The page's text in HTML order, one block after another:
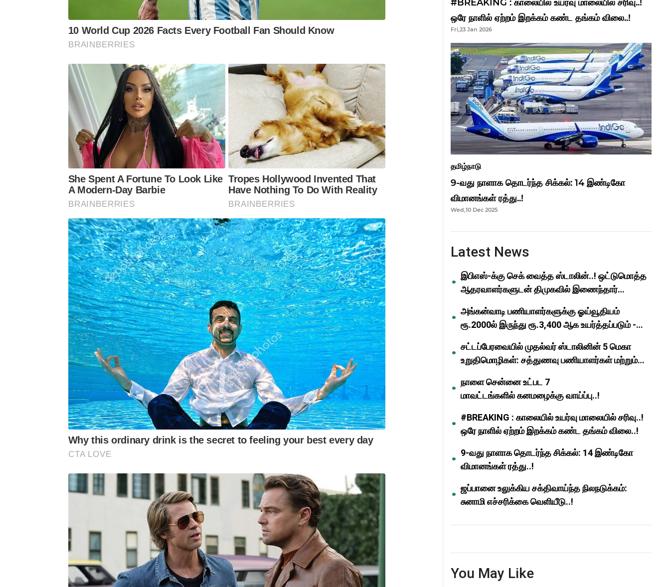
#BREAKING : காலையில் உயர்வு மாலையில் சரிவு..!
ஒரே நாளில் ஏற்றம் இறக்கம் கண்ட தங்கம் விலை..!
Fri,23 Jan 2026
தமிழ்நாடு
9-வது நாளாக தொடர்ந்த சிக்கல்: 14 இண்டிகோ
விமானங்கள் ரத்து..!
Wed,10 Dec 2025
Latest News
இபிஎஸ்-க்கு செக் வைத்த ஸ்டாலின்..! ஒட்டுமொத்த
ஆதரவாளர்களுடன் திமுகவில் இணைந்தார்
அங்கன்வாடி பணியாளர்களுக்கு ஓய்வூதியம்
ரூ.2000ல் இருந்து ரூ.3,400 ஆக உயர்த்தப்படும் -
சட்டப்பேரவையில் முதல்வர் ஸ்டாலினின் 5 மெகா
உறுதிமொழிகள்: சத்துணவு பணியாளர்கள் மற்றும்
நாளை சென்னை உட்பட 7
மாவட்டங்களில் கனமழைக்கு வாய்ப்பு..!
#BREAKING : காலையில் உயர்வு மாலையில் சரிவு..!
ஒரே நாளில் ஏற்றம் இறக்கம் கண்ட தங்கம் விலை..!
9-வது நாளாக தொடர்ந்த சிக்கல்: 14 இண்டிகோ
விமானங்கள் ரத்து..!
ஜப்பானை உலுக்கிய சக்திவாய்ந்த நிலநடுக்கம்:
சுனாமி எச்சரிக்கை வெளியீடு..!
You May Like